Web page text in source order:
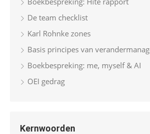
De team checklist
Karl Rohnke zones
Basis principes van
Boekbespreking: me, myself & AI
OEI gedrag
Kernwoorden